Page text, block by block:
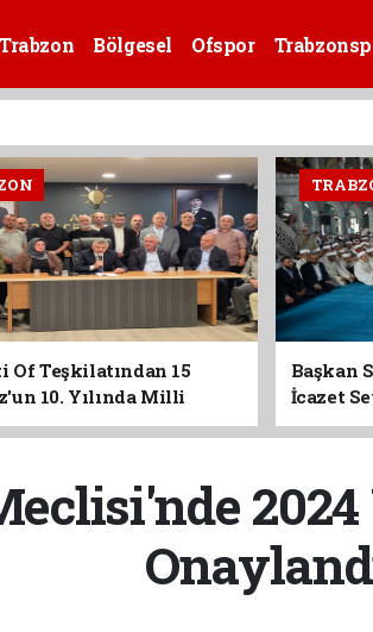
Trabzon Bölgesel Ofspor
Of Teşkilatından 15
10. Yılında Milli
Başkan
İcazet
2024